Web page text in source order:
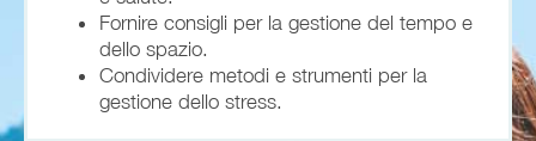
Fornire consigli per la gestione del tempo e
dello spazio.
Condividere metodi e strumenti per la
gestione dello stress.